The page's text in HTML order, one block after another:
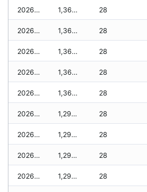
2026-04-04 1,360 zł 28
2026-04-03 1,360 zł 28
2026-04-02 1,360 zł 28
2026-04-01 1,360 zł 28
2026-03-31 1,360 zł 28
2026-03-30 1,290 zł 28
2026-03-29 1,290 zł 28
2026-03-28 1,290 zł 28
2026-03-27 1,290 zł 28